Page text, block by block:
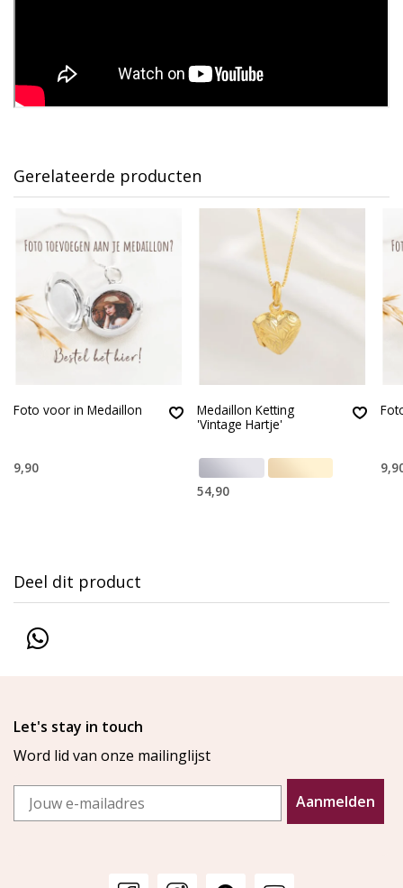
Gerelateerde producten
Foto voor in Medaillon
9,90
Medaillon Ketting
'Vintage Hartje'
54,90
Deel dit product
Let's stay in touch
Word lid van onze mailinglijst
Email
Aanmelden